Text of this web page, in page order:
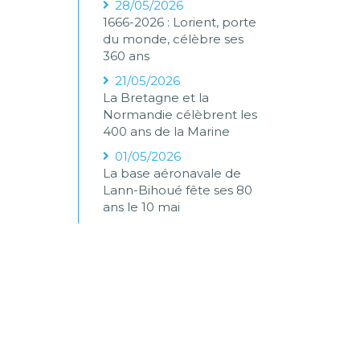
28/05/2026
1666-2026 : Lorient, porte
du monde, célèbre ses
360 ans
21/05/2026
La Bretagne et la
Normandie célèbrent les
400 ans de la Marine
01/05/2026
La base aéronavale de
Lann-Bihoué fête ses 80
ans le 10 mai